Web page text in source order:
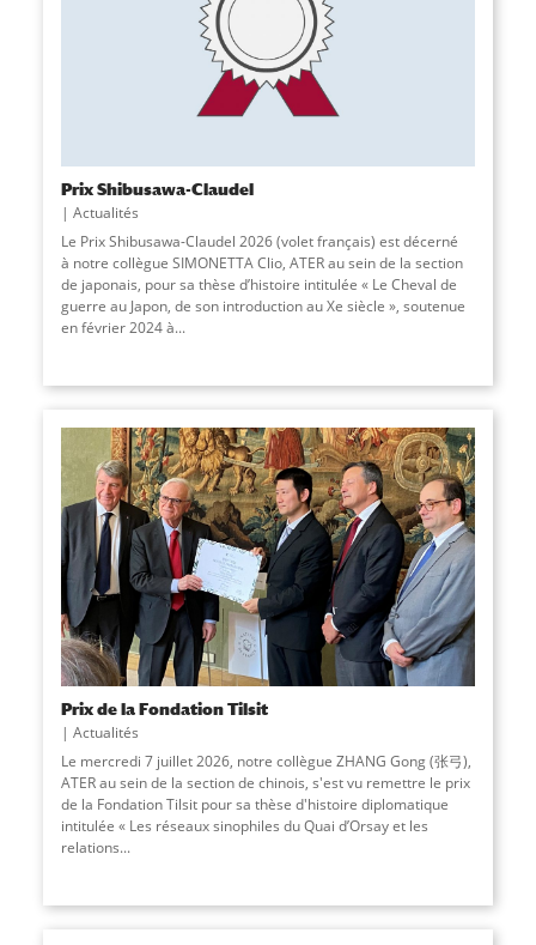
Prix Shibusawa-Claudel
Actualités
Le Prix Shibusawa-Claudel 2026 (volet français) est décerné
à notre collègue SIMONETTA Clio, ATER au sein de la section
de japonais, pour sa thèse d’histoire intitulée « Le Cheval de
guerre au Japon, de son introduction au Xe siècle », soutenue
en février 2024 à...
Prix de la Fondation Tilsit
Actualités
Le mercredi 7 juillet 2026, notre collègue ZHANG Gong (张弓),
ATER au sein de la section de chinois, s'est vu remettre le prix
de la Fondation Tilsit pour sa thèse d'histoire diplomatique
intitulée « Les réseaux sinophiles du Quai d’Orsay et les
relations...